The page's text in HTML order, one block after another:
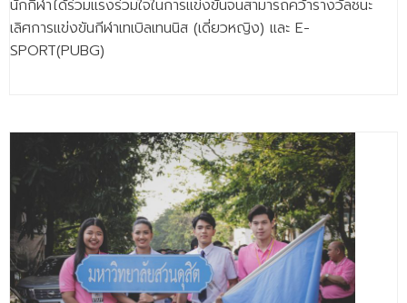
- - เทคโนโลยีสารสนเทศ
- ศูนย์สิ่งแวดล้อม
- ศูนย์ปัญญาประดิษฐ์เพื่อการศึกษา
สหกิจศึกษา
ข่าว
- ข่าวประชาสัมพันธ์
นักกีฬาได้ร่วมแรงร่วมใจในการแข่งขันจนสามารถคว้ารางวัลชนะ
เลิศการแข่งขันกีฬาเทเบิลเทนนิส (เดี่ยวหญิง) และ E-
SPORT(PUBG)